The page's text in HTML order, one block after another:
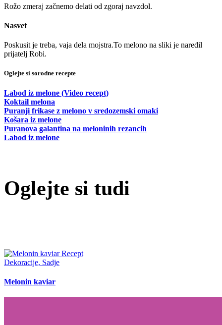
Rožo zmeraj začnemo delati od zgoraj navzdol.
Nasvet
Poskusit je treba, vaja dela mojstra.To melono na sliki je naredil
prijatelj Robi.
Oglejte si sorodne recepte
Labod iz melone (Video recept)
Koktail melona
Puranji frikase z melono v sredozemski omaki
Košara iz melone
Puranova galantina na meloninih rezancih
Labod iz melone
Oglejte si tudi
Dekoracije, Sadje
Melonin kaviar